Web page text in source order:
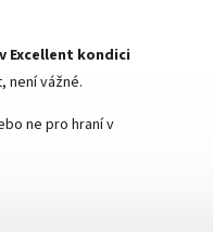
Excellent kondici
není vážné.
ne pro hraní v